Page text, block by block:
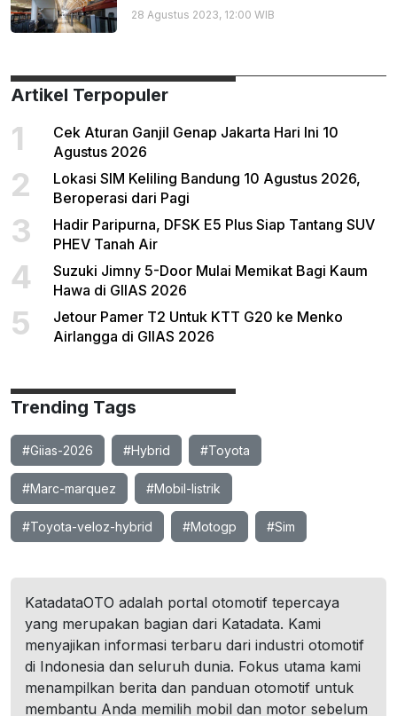
28 Agustus 2023, 12:00 WIB
Artikel Terpopuler
1
Cek Aturan Ganjil Genap Jakarta Hari Ini 10
Agustus 2026
2
Lokasi SIM Keliling Bandung 10 Agustus 2026,
Beroperasi dari Pagi
3
Hadir Paripurna, DFSK E5 Plus Siap Tantang SUV
PHEV Tanah Air
4
Suzuki Jimny 5-Door Mulai Memikat Bagi Kaum
Hawa di GIIAS 2026
5
Jetour Pamer T2 Untuk KTT G20 ke Menko
Airlangga di GIIAS 2026
Trending Tags
#Giias-2026 #Hybrid #Toyota
#Marc-marquez #Mobil-listrik
#Toyota-veloz-hybrid #Motogp #Sim
KatadataOTO adalah portal otomotif tepercaya
yang merupakan bagian dari Katadata. Kami
menyajikan informasi terbaru dari industri otomotif
di Indonesia dan seluruh dunia. Fokus utama kami
menampilkan berita dan panduan otomotif untuk
membantu Anda memilih mobil dan motor sebelum